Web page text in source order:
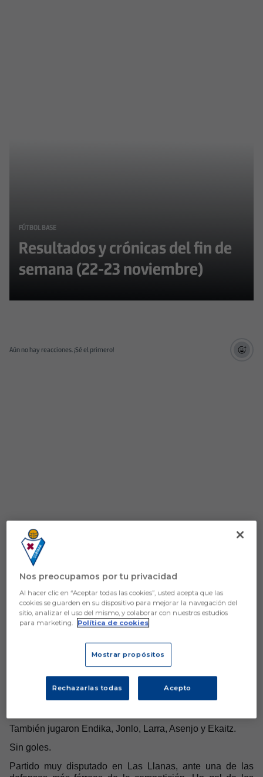
FÚTBOL BASE
Resultados y crónicas del fin de
semana (22-23 noviembre)
Aún no hay reacciones. ¡Sé el primero!
CRÓNICAS SEMANALES EQUIPOS FÚTBOL BASE
TEMPORADA 2025/2026
22.23-NOVIEMBRE
SESTAO 1-0 EIBAR B
Ayala, Jonan, Pastor, Llorente, Ortuzar, Santolaya, Marc,
También jugaron Endika, Jonlo, Larra, Asenjo y Ekaitz.
Sin goles.
Partido muy disputado en Las Llanas, ante una de las
Nos preocupamos por tu privacidad
Al hacer clic en “Aceptar todas las cookies”, usted acepta que las
cookies se guarden en su dispositivo para mejorar la navegación del
sitio, analizar el uso del mismo, y colaborar con nuestros estudios
para marketing.
Política de cookies
Mostrar propósitos
Rechazarlas todas Acepto